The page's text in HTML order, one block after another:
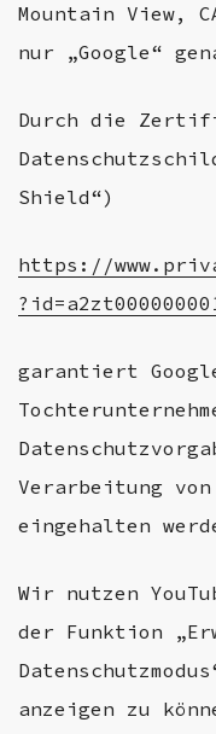
Mountain View,
nur „Google“
Durch die
Shield“)
https://
garantiert
Verarbeitung
eingehalten
Wir nutzen
der Funktion
anzeigen zu